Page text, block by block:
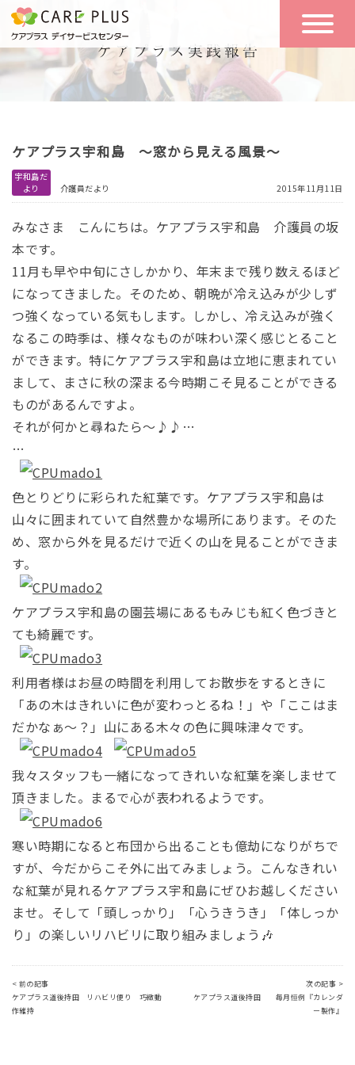
こんな方に
おすすめ
一日の流れ
一日体験
空き状況
リクルート
お問い合わせ
体験希望
ケアプラス宇和島 ～窓から見える風景～
宇和島だ
より
介護員だより 2015年11月11日
みなさま
こんにちは。ケアプラス宇和島 介護員の坂
本です。
11月も早や中旬にさしかかり、年末まで残り数えるほど
になってきました。そのため、朝晩が冷え込みが少しず
つ強くなっている気もします。しかし、冷え込みが強く
なるこの時季は、様々なものが味わい深く感じとること
ができます。特にケアプラス宇和島は立地に恵まれてい
まして、まさに秋の深まる今時期こそ見ることができる
ものがあるんですよ。
それが何かと尋ねたら～♪♪…
…
色とりどりに彩られた紅葉です。ケアプラス宇和島は
山々に囲まれていて自然豊かな場所にあります。そのた
め、窓から外を見るだけで近くの山を見ることができま
す。
ケアプラス宇和島の園芸場にあるもみじも紅く色づきと
ても綺麗です。
利用者様はお昼の時間を利用してお散歩をするときに
「あの木はきれいに色が変わっとるね！」や「ここはま
だかなぁ～？」山にある木々の色に興味津々です。
我々スタッフも一緒になってきれいな紅葉を楽しませて
頂きました。まるで心が表われるようです。
寒い時期になると布団から出ることも億劫になりがちで
すが、今だからこそ外に出てみましょう。こんなきれい
な紅葉が見れるケアプラス宇和島にぜひお越しください
ませ。そして「頭しっかり」「心うきうき」「体しっか
り」の楽しいリハビリに取り組みましょう🎶
< 前の記事
ケアプラス道後持田 リハビリ便り 巧緻動
作維持
次の記事 >
ケアプラス道後持田 毎月恒例『カレンダ
ー製作』